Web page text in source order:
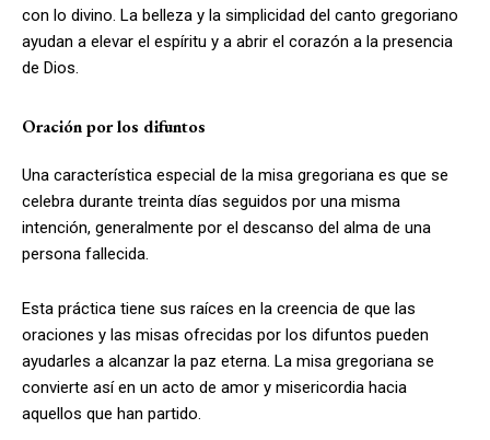
con lo divino. La belleza y la simplicidad del canto gregoriano
ayudan a elevar el espíritu y a abrir el corazón a la presencia
de Dios.
Oración por los difuntos
Una característica especial de la misa gregoriana es que se
celebra durante treinta días seguidos por una misma
intención, generalmente por el descanso del alma de una
persona fallecida.
Esta práctica tiene sus raíces en la creencia de que las
oraciones y las misas ofrecidas por los difuntos pueden
ayudarles a alcanzar la paz eterna. La misa gregoriana se
convierte así en un acto de amor y misericordia hacia
aquellos que han partido.